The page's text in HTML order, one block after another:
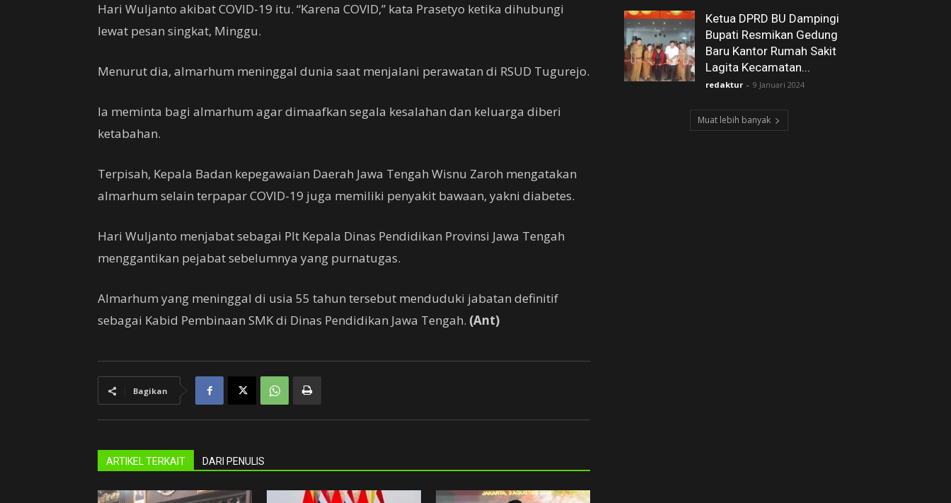
Hari Wuljanto akibat COVID-19 itu. “Karena COVID,” kata Prasetyo ketika dihubungi
lewat pesan singkat, Minggu.
Menurut dia, almarhum meninggal dunia saat menjalani perawatan di RSUD Tugurejo.
Ia meminta bagi almarhum agar dimaafkan segala kesalahan dan keluarga diberi
ketabahan.
Terpisah, Kepala Badan kepegawaian Daerah Jawa Tengah Wisnu Zaroh mengatakan
almarhum selain terpapar COVID-19 juga memiliki penyakit bawaan, yakni diabetes.
Hari Wuljanto menjabat sebagai Plt Kepala Dinas Pendidikan Provinsi Jawa Tengah
menggantikan pejabat sebelumnya yang purnatugas.
Almarhum yang meninggal di usia 55 tahun tersebut menduduki jabatan definitif
sebagai Kabid Pembinaan SMK di Dinas Pendidikan Jawa Tengah. (Ant)
Bagikan
ARTIKEL TERKAIT DARI PENULIS
Ketua DPRD BU Dampingi
Bupati Resmikan Gedung
Baru Kantor Rumah Sakit
Lagita Kecamatan...
redaktur - 9 Januari 2024
Muat lebih banyak